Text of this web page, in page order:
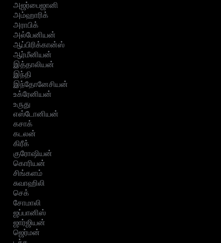
அஜர்பைஜானி
அம்ஹாரிக்
அராபிக்
அல்பேனியன்
ஆப்பிரிக்கான்ஸ்
ஆர்மீனியன்
இத்தாலியன்
இந்தி
இந்தோனேசியன்
உக்ரேனியன்
உருது
எஸ்டோனியன்
கசாக்
கடலன்
கிரீக்
குரோஷியன்
கொரியன்
சிங்களம்
சுவாஹிலி
செக்
சோமாலி
ஜப்பானிஸ்
ஜார்ஜியன்
ஜெர்மன்